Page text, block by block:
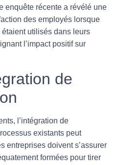
enquête récente a révélé une
des employés lorsque
utilisés dans leurs
l’impact positif sur
de
l’intégration de
existants peut
entreprises doivent s’assurer
formées pour tirer